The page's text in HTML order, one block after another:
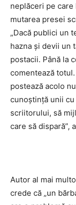
neplăceri pe
mutarea presei
„Dacă publici un
hazna şi devii un
postacii. Până la
comentează
postează acolo
cunoştinţă unii
scriitorului, să
care să dispară”,
Autor al mai
crede că „un